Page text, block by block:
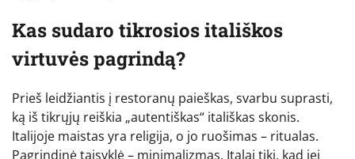
Kas sudaro tikrosios itališkos
virtuvės pagrindą?
Prieš leidžiantis į restoranų paieškas, svarbu suprasti,
ką iš tikrųjų reiškia „autentiškas“ itališkas skonis.
Italijoje maistas yra religija, o jo ruošimas – ritualas.
Pagrindinė taisyklė – minimalizmas. Italai tiki, kad jei